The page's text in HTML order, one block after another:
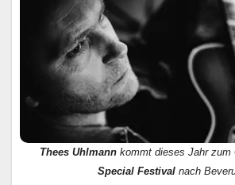
Thees Uhlmannkommt dieses Jahr zum
Special Festival nach